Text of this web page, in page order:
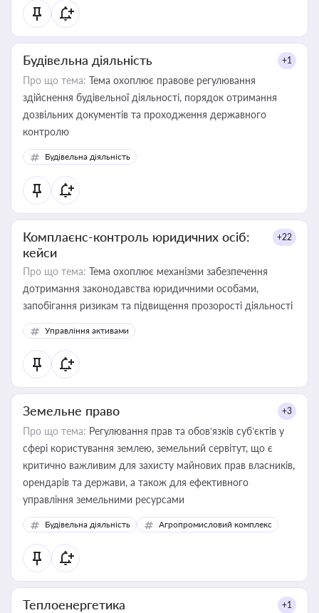
Будівельна діяльність +1
Про що тема: Тема охоплює правове регулювання
здійснення будівельної діяльності, порядок отримання
дозвільних документів та проходження державного
контролю
Будівельна діяльність
Комплаєнс-контроль юридичних осіб:
кейси
+22
Про що тема: Тема охоплює механізми забезпечення
дотримання законодавства юридичними особами,
запобігання ризикам та підвищення прозорості діяльності
Управління активами
Земельне право +3
Про що тема: Регулювання прав та обов’язків суб’єктів у
сфері користування землею, земельний сервітут, що є
критично важливим для захисту майнових прав власників,
орендарів та держави, а також для ефективного
управління земельними ресурсами
Будівельна діяльність Агропромисловий комплекс
Теплоенергетика +1